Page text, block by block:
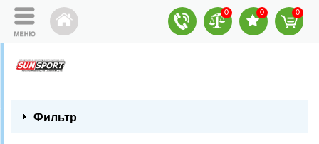
0 0 0
Фильтр